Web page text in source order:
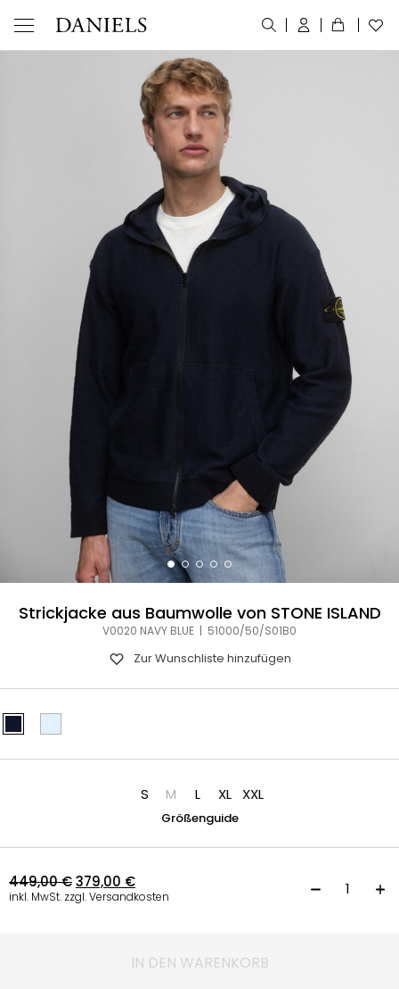
Strickjacke aus Baumwolle von STONE ISLAND
V0020 NAVY BLUE | 51000/50/S01B0
Zur Wunschliste hinzufügen
S M L XL XXL
Größenguide
449,00€379,00 €
inkl. MwSt. zzgl. Versandkosten
IN DEN WARENKORB